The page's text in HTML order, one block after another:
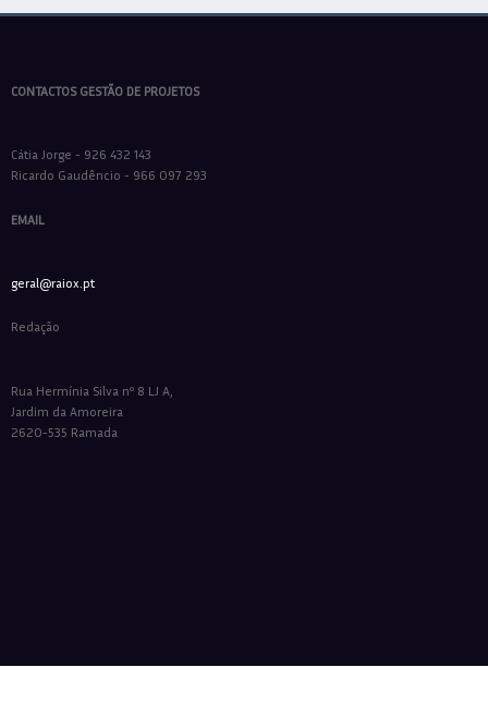
CONTACTOS GESTÃO DE PROJETOS
Cátia Jorge - 926 432 143
Ricardo Gaudêncio - 966 097 293
EMAIL
geral@raiox.pt
Redação
Rua Hermínia Silva nº 8 LJ A,
Jardim da Amoreira
2620-535 Ramada